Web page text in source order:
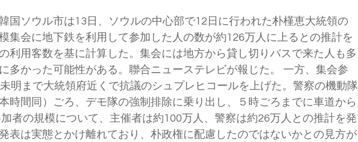
国ソウル市は13日、ソウルの中心部で12日に行われた朴槿恵大統領の
集会に地下鉄を利用して参加した人の数が約126万人に上るとの推計を
利用客数を基に計算した。集会には地方から貸し切りバスで来た人も多
多かった可能性がある。聯合ニューステレビが報じた。 一方、集会参
明まで大統領府近くで抗議のシュプレヒコールを上げた。警察の機動隊
時間同）ごろ、デモ隊の強制排除に乗り出し、５時ごろまでに車道から
者の規模について、主催者は約100万人、警察は約26万人との推計を発
表は実態とかけ離れており、朴政権に配慮したのではないかとの見方が